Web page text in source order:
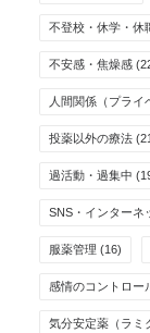
不登校・休学・休
不安感・焦燥感
人間関係（プライ
投薬以外の療法
過活動・過集中
SNS・インターネ
服薬管理 (16)
感情のコントロー
気分安定薬（ラミ